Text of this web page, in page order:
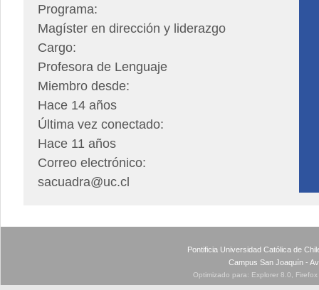
Programa:
Magíster en dirección y liderazgo
Cargo:
Profesora de Lenguaje
Miembro desde:
Hace 14 años
Última vez conectado:
Hace 11 años
Correo electrónico:
sacuadra@uc.cl
Pontificia Universidad Católica de
Campus San Joaquín -
Optimizado para: Explorer 8.0,